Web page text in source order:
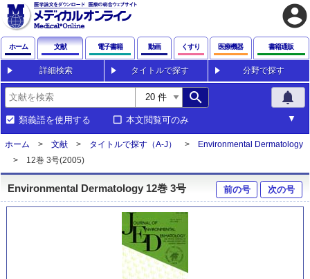
account_circle
ホーム 文献 電子書籍 動画 くすり 医療機器 書籍通販
詳細検索 タイトルで探す 分野で探す
search notifications
類義語を使用する 本文閲覧可のみ
ホーム 文献 タイトルで探す（A-J）
Environmental Dermatology
12巻 3号(2005)
Environmental Dermatology 12巻 3号 前の号 次の号